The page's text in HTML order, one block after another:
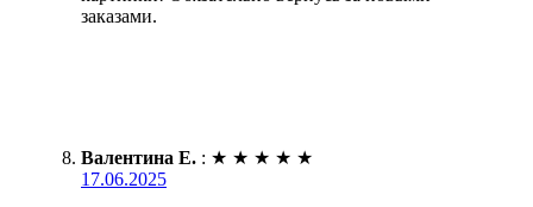
заказами.
Валентина Е. : ★ ★ ★ ★ ★
17.06.2025